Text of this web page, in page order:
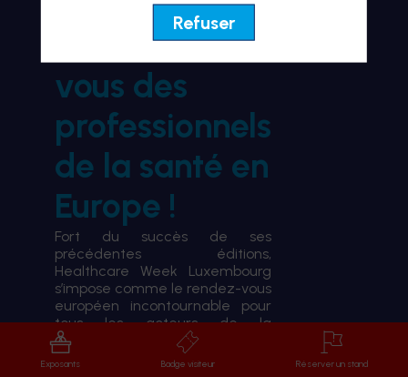
BIENVENUE À HWL26
le rendez-
vous des
professionnels
de la santé en
Europe !
Fort du succès de ses
précédentes éditions,
Healthcare Week Luxembourg
s’impose comme le rendez-vous
européen incontournable pour
tous les acteurs de la
transformation du système de
santé.
Exposants Badge visiteur Réserver un stand
Refuser